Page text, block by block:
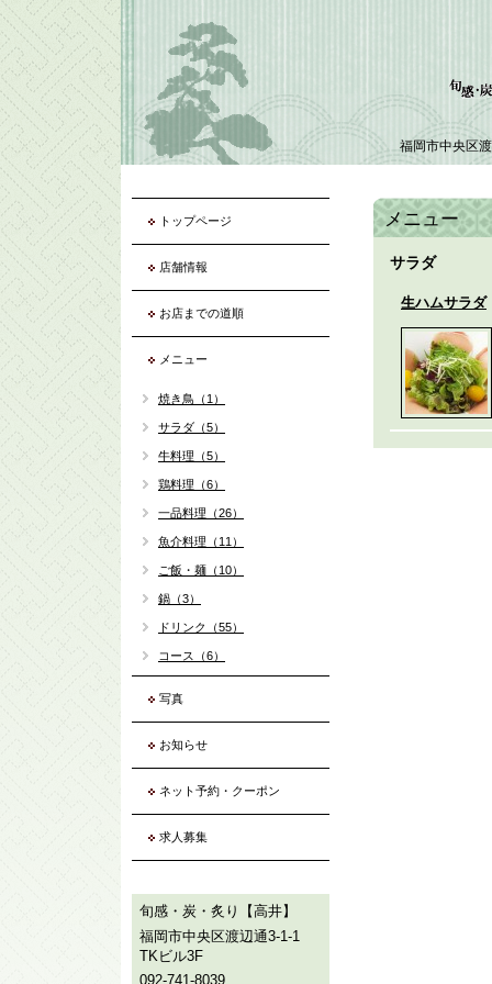
福岡市中央区
メニュー
サラダ
生ハムサラダ
トップページ
店舗情報
お店までの道順
メニュー
焼き鳥（1）
サラダ（5）
牛料理（5）
鶏料理（6）
一品料理（26）
魚介料理（11）
ご飯・麺（10）
鍋（3）
ドリンク（55）
コース（6）
写真
お知らせ
ネット予約・クーポン
求人募集
旬感・炭・炙り【高井】
福岡市中央区渡辺通3-1-1
TKビル3F
092-741-8039